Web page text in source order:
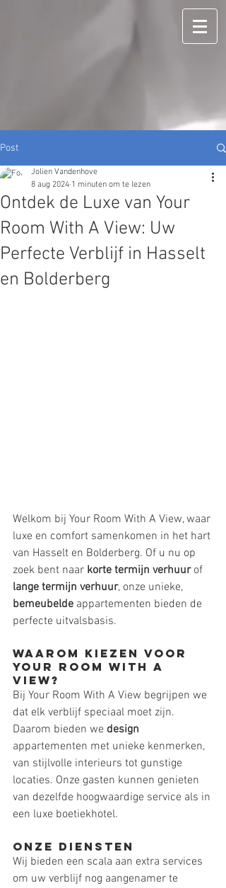
Post
Ontdek de Luxe van Your
Room With A View: Uw
Perfecte Verblijf in Hasselt
en Bolderberg
Jolien Vandenhove
8 aug 2024 1 minuten om te lezen
Welkom bij Your Room With A View, waar
luxe en comfort samenkomen in het hart
van Hasselt en Bolderberg. Of u nu op
zoek bent naar korte termijn verhuur of
lange termijn verhuur, onze unieke,
bemeubelde appartementen bieden de
perfecte uitvalsbasis.
Waarom Kiezen voor
Your Room With A
View?
Bij Your Room With A View begrijpen we
dat elk verblijf speciaal moet zijn.
Daarom bieden we design
appartementen met unieke kenmerken,
van stijlvolle interieurs tot gunstige
locaties. Onze gasten kunnen genieten
van dezelfde hoogwaardige service als in
een luxe boetiekhotel.
Onze Diensten
Wij bieden een scala aan extra services
om uw verblijf nog aangenamer te